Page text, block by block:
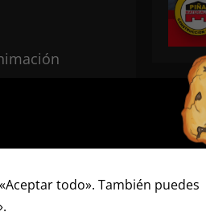
todo». También puedes